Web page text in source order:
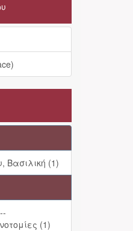
Βασιλική (1)
(1)